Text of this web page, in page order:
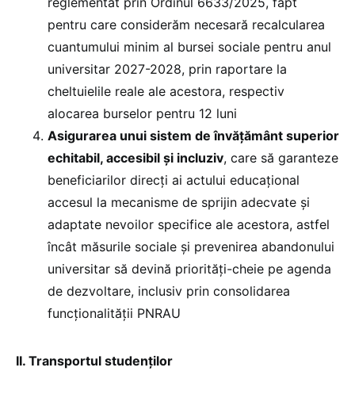
pentru care considerăm necesară recalcularea
cuantumului minim al bursei sociale pentru anul
universitar 2027-2028, prin raportare la
cheltuielile reale ale acestora, respectiv
alocarea burselor pentru 12 luni
Asigurarea unui sistem de învățământ superior
echitabil, accesibil și incluziv, care să garanteze
beneficiarilor direcți ai actului educațional
accesul la mecanisme de sprijin adecvate și
adaptate nevoilor specifice ale acestora, astfel
încât măsurile sociale și prevenirea abandonului
universitar să devină priorități-cheie pe agenda
de dezvoltare, inclusiv prin consolidarea
funcționalității PNRAU
II. Transportul studenților